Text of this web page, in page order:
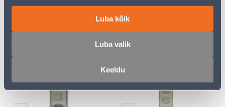
Luba kõik
Luba valik
Keeldu
RAAM 2-NE KLAAS
7.00 €
RAAM 3-NE KLAAS
EPSILON
7.00 €